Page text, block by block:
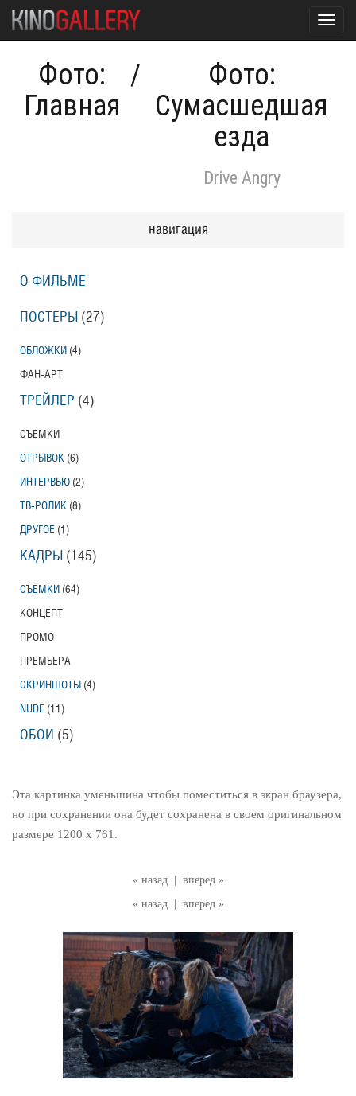
Фото:
Главная
/
Фото:
Сумасшедшая
езда
Drive Angry
« назад
вперед »
« назад
вперед »
Эта картинка уменьшина чтобы поместиться в экран браузера,
но при сохранении она будет сохранена в своем оригинальном
размере 1200 x 761.
навигация
О ФИЛЬМЕ
ПОСТЕРЫ (27)
ОБЛОЖКИ (4)
ФАН-АРТ
ТРЕЙЛЕР (4)
СЪЕМКИ
ОТРЫВОК (6)
ИНТЕРВЬЮ (2)
ТВ-РОЛИК (8)
ДРУГОЕ (1)
КАДРЫ (145)
СЪЕМКИ (64)
КОНЦЕПТ
ПРОМО
ПРЕМЬЕРА
СКРИНШОТЫ (4)
NUDE (11)
ОБОИ (5)